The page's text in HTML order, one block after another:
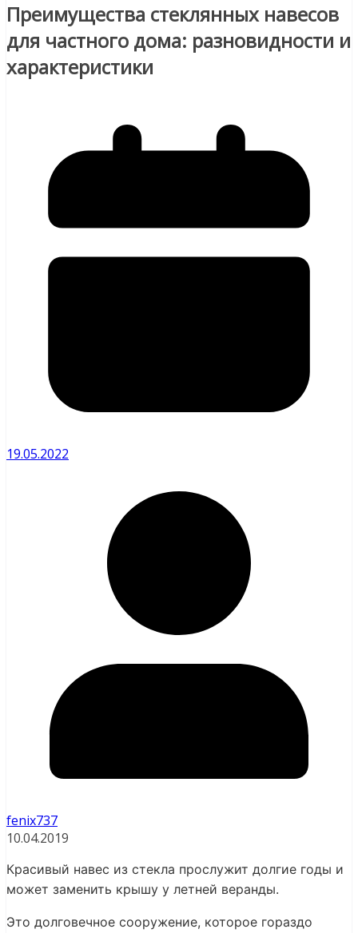
Преимущества стеклянных навесов
для частного дома: разновидности и
характеристики
19.05.2022
fenix737
10.04.2019
Красивый навес из стекла прослужит долгие годы и
может заменить крышу у летней веранды.
Это долговечное сооружение, которое гораздо